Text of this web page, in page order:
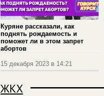
Куряне рассказали, как
поднять рождаемость и
поможет ли в этом запрет
абортов
15 декабря 2023 в 14:21
ЖКХ